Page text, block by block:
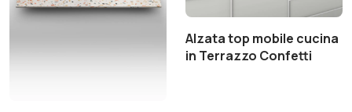
Alzata top mobile cucina
in Terrazzo Confetti